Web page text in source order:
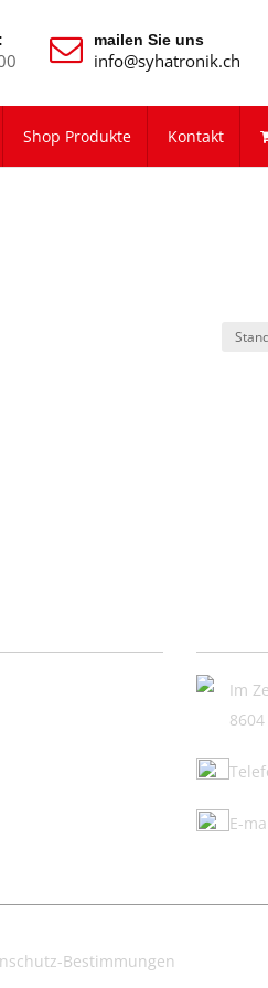
mailen Sie uns
info@syhatronik.ch
Shop Produkte Kontakt
Im
E-
Bestimmungen